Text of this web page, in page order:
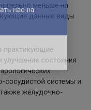
меньше на
данные виды
практикующие
состояния
сосудистой системы и
также желудочно-
нас на